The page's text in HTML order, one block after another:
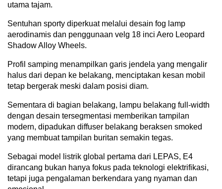
utama tajam.
Sentuhan sporty diperkuat melalui desain fog lamp
aerodinamis dan penggunaan velg 18 inci Aero Leopard
Shadow Alloy Wheels.
Profil samping menampilkan garis jendela yang mengalir
halus dari depan ke belakang, menciptakan kesan mobil
tetap bergerak meski dalam posisi diam.
Sementara di bagian belakang, lampu belakang full-width
dengan desain tersegmentasi memberikan tampilan
modern, dipadukan diffuser belakang beraksen smoked
yang membuat tampilan buritan semakin tegas.
Sebagai model listrik global pertama dari LEPAS, E4
dirancang bukan hanya fokus pada teknologi elektrifikasi,
tetapi juga pengalaman berkendara yang nyaman dan